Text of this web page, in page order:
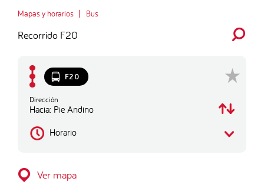
Mapas y horarios Bus
Recorrido F20
F20
Dirección
Hacia: Pie Andino
Horario
Ver mapa